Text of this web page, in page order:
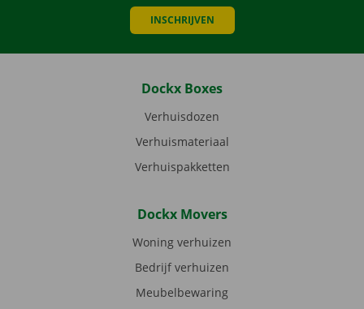
INSCHRIJVEN
Dockx Boxes
Verhuisdozen
Verhuismateriaal
Verhuispakketten
Dockx Movers
Woning verhuizen
Bedrijf verhuizen
Meubelbewaring